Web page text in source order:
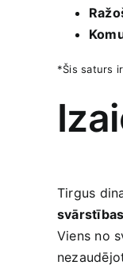
*Šis saturs⁣
Tirgus
svārstības
Viens no